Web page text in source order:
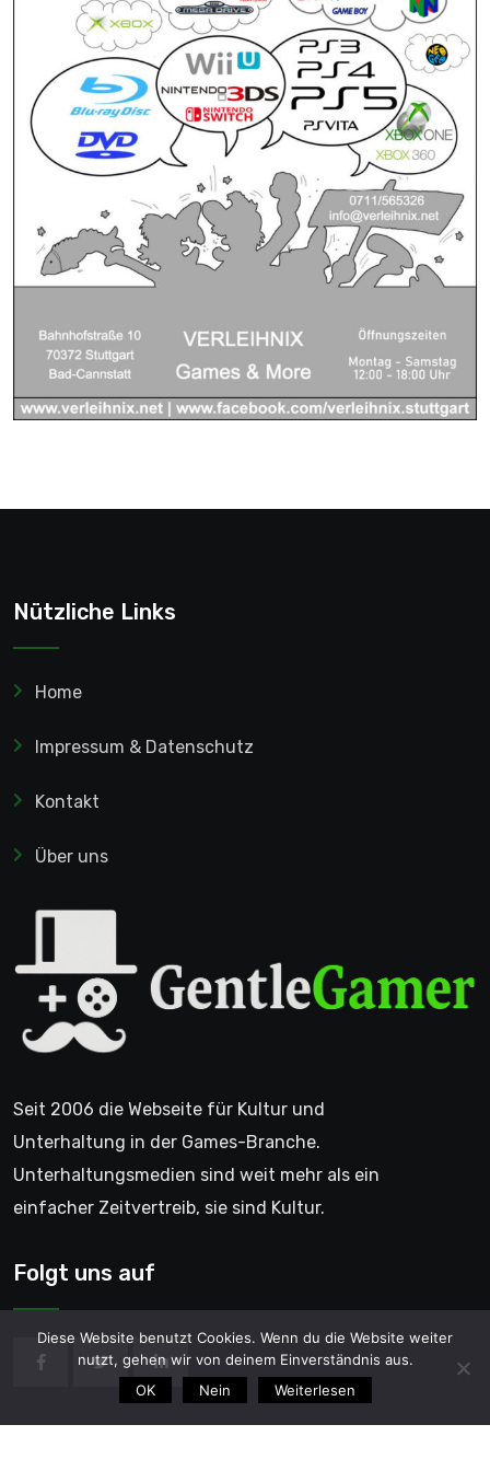
Nützliche Links
Home
Impressum & Datenschutz
Kontakt
Über uns
Seit 2006 die Webseite für Kultur und
Unterhaltung in der Games-Branche.
Unterhaltungsmedien sind weit mehr als ein
einfacher Zeitvertreib, sie sind Kultur.
Folgt uns auf
Diese Website benutzt Cookies. Wenn du die Website weiter
nutzt, gehen wir von deinem Einverständnis aus.
OK
Nein Weiterlesen